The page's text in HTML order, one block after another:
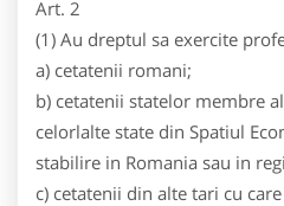
Art. 2
(1) Au dreptul sa exercite
a) cetatenii romani;
b) cetatenii statelor membre
celorlalte state din Spatiul
stabilire in Romania sau in
c) cetatenii din alte tari cu